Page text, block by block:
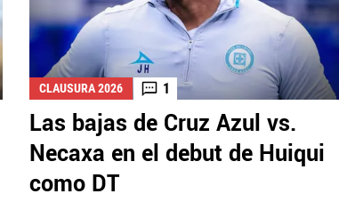
CLAUSURA 2026 1
Las bajas de Cruz Azul vs.
Necaxa en el debut de Huiqui
como DT